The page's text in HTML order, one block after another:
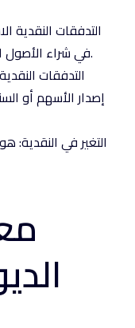
التدفقات النقدية
في شراء الأصول الثابتة أو النقد المحصل من بيعها.
التدفقات
إصدار الأسهم أو
التغير في النقدية: